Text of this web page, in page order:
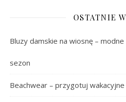
OSTATNIE
Bluzy damskie na wiosnę –
sezon
Beachwear – przygotuj